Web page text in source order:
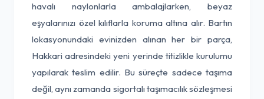
havalı naylonlarla ambalajlarken, beyaz
eşyalarınızı özel kılıflarla koruma altına alır. Bartın
lokasyonundaki evinizden alınan her bir parça,
Hakkari adresindeki yeni yerinde titizlikle kurulumu
yapılarak teslim edilir. Bu süreçte sadece taşıma
değil, aynı zamanda sigortalı taşımacılık sözleşmesi